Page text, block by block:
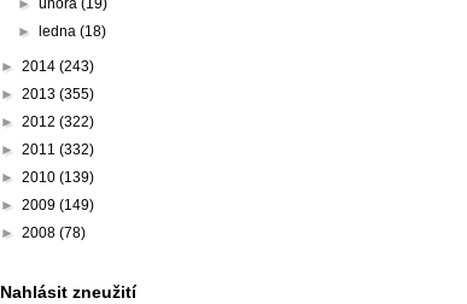
►února(19)
►
ledna(18)
► 2014 (243)
► 2013 (355)
► 2012 (322)
► 2011 (332)
► 2010 (139)
► 2009 (149)
► 2008 (78)
Nahlásit zneužití